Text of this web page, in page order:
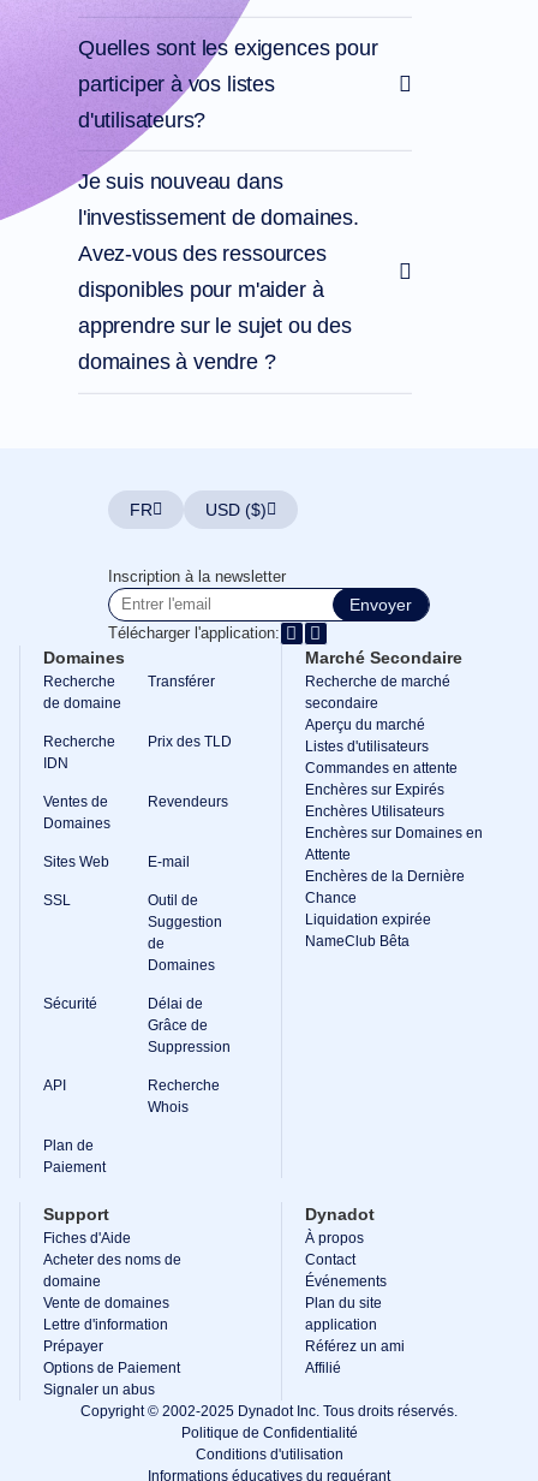
Ressources
Dynadot
Bulletins
d'information
paiement
Options
Prépayer
Apprentissage
des
bases
des
domaines
d'affiliation
général
Revendeur
Programme
de
Revendeur
Support
Centre
d'Aide
d'Aide
Forums
de
de
Compte
Nous
Signaler
Signaler
des
de
fonctionnalités
Quelles sont les exigences pour
participer à vos listes
d'utilisateurs?
Je suis nouveau dans
l'investissement de domaines.
Avez-vous des ressources
disponibles pour m'aider à
apprendre sur le sujet ou des
domaines à vendre ?
FR USD ($)
Inscription à la newsletter
Envoyer
Télécharger l'application:
Domaines
Recherche
de domaine
Transférer
Recherche
IDN
Prix des TLD
Ventes de
Domaines
Revendeurs
Sites Web E-mail
SSL
Outil de
Suggestion
de
Domaines
Sécurité
Délai de
Grâce de
Suppression
API
Recherche
Whois
Plan de
Paiement
Marché Secondaire
Recherche de marché
secondaire
Aperçu du marché
Listes d'utilisateurs
Commandes en attente
Enchères sur Expirés
Enchères Utilisateurs
Enchères sur Domaines en
Attente
Enchères de la Dernière
Chance
Liquidation expirée
NameClub Bêta
Support
Fiches d'Aide
Acheter des noms de
domaine
Vente de domaines
Lettre d'information
Prépayer
Options de Paiement
Signaler un abus
Dynadot
À propos
Contact
Événements
Plan du site
application
Référez un ami
Affilié
Copyright © 2002-2025 Dynadot Inc. Tous droits réservés.
Politique de Confidentialité
Conditions d'utilisation
Informations éducatives du requérant